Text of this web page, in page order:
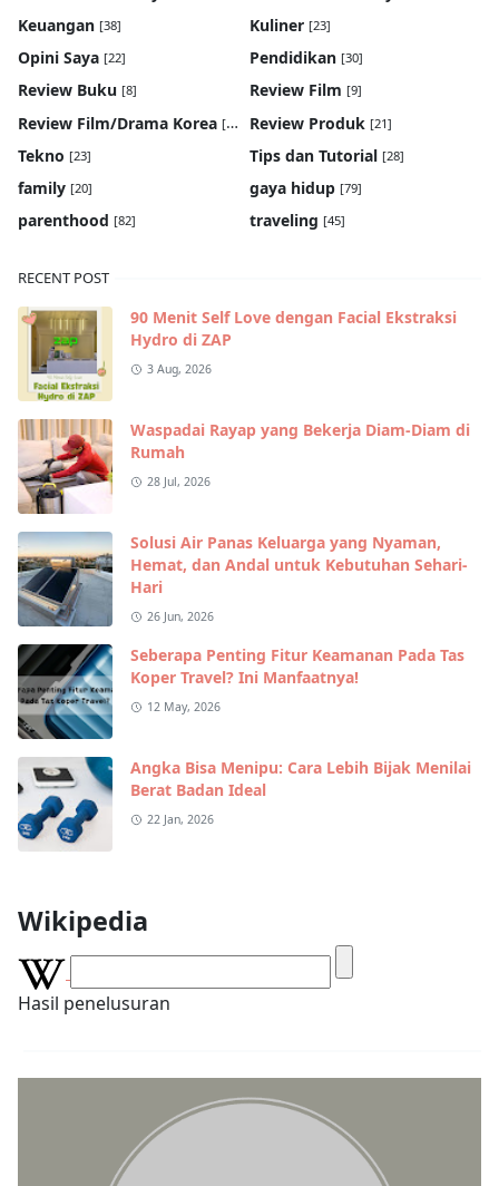
Keuangan [38] Kuliner [23]
Opini Saya [22] Pendidikan [30]
Review Buku [8] Review Film [9]
Review Film/Drama Korea [22] Review Produk [21]
Tekno [23] Tips dan Tutorial [28]
family [20] gaya hidup [79]
parenthood [82] traveling [45]
RECENT POST
90 Menit Self Love dengan Facial Ekstraksi
Hydro di ZAP
3 Aug, 2026
Waspadai Rayap yang Bekerja Diam-Diam di
Rumah
28 Jul, 2026
Solusi Air Panas Keluarga yang Nyaman,
Hemat, dan Andal untuk Kebutuhan Sehari-
Hari
26 Jun, 2026
Seberapa Penting Fitur Keamanan Pada Tas
Koper Travel? Ini Manfaatnya!
12 May, 2026
Angka Bisa Menipu: Cara Lebih Bijak Menilai
Berat Badan Ideal
22 Jan, 2026
Wikipedia
Hasil penelusuran